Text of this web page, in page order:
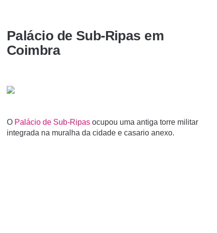
Palácio de Sub-Ripas em
Coimbra
O Palácio de Sub-Ripas ocupou uma antiga torre militar
integrada na muralha da cidade e casario anexo.